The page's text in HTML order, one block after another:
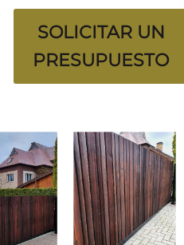
SOLICITAR UN
PRESUPUESTO